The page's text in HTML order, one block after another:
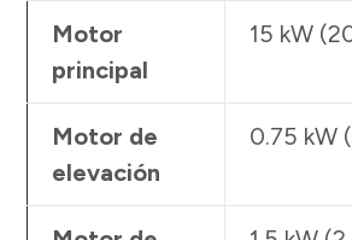
Motor
principal
15 kW
Motor de
elevación
0.75 kW